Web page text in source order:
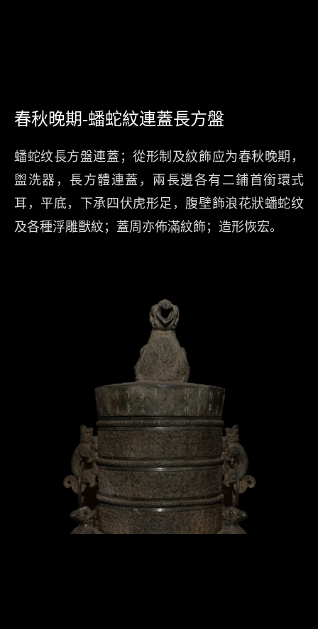
春秋晚期-蟠蛇紋連蓋長方盤
蟠蛇纹長方盤連蓋；從形制及紋飾应为春秋晚期，
盥洗器，長方體連蓋，兩長邊各有二鋪首銜環式
耳，平底，下承四伏虎形足，腹壁飾浪花狀蟠蛇纹
及各種浮雕獸紋；蓋周亦佈滿紋飾；造形恢宏。